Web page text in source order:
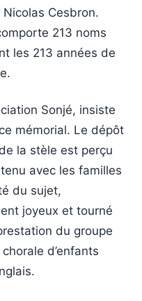
Cesbron.
213 noms
les 213 années de
Sonjé, insiste
mémorial. Le dépôt
la stèle est perçu
avec les familles
du sujet,
joyeux et tourné
du groupe
d’enfants